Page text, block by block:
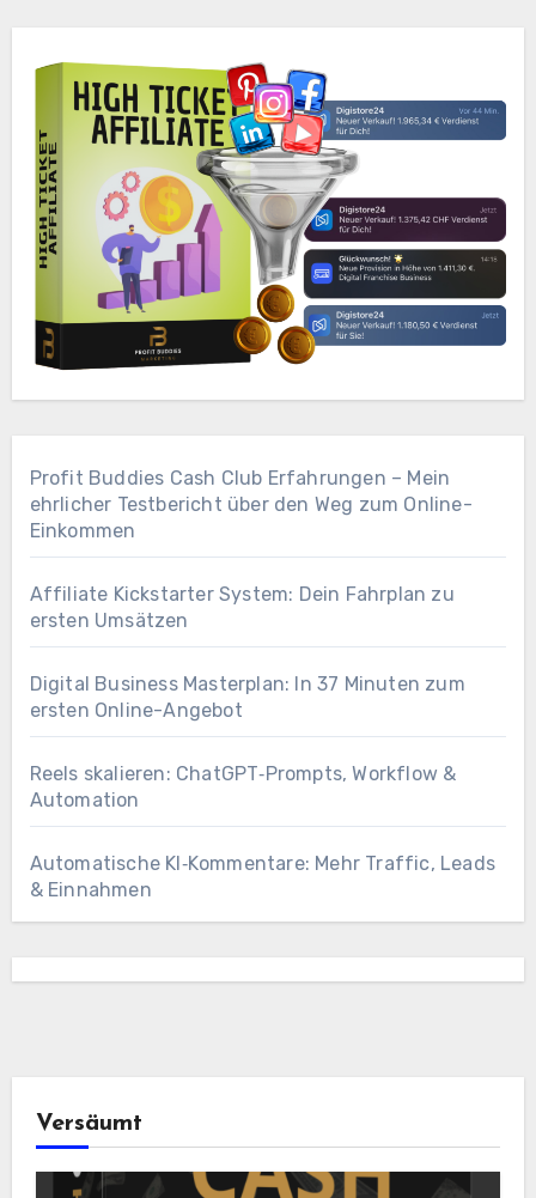
Profit Buddies Cash Club Erfahrungen – Mein
ehrlicher Testbericht über den Weg zum Online-
Einkommen
Affiliate Kickstarter System: Dein Fahrplan zu
ersten Umsätzen
Digital Business Masterplan: In 37 Minuten zum
ersten Online-Angebot
Reels skalieren: ChatGPT‑Prompts, Workflow &
Automation
Automatische KI‑Kommentare: Mehr Traffic, Leads
& Einnahmen
Versäumt